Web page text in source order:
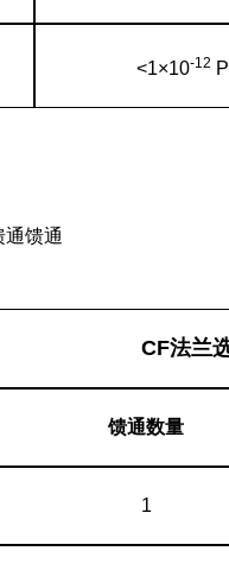
<1×10-12
CF法兰
馈通数量
1